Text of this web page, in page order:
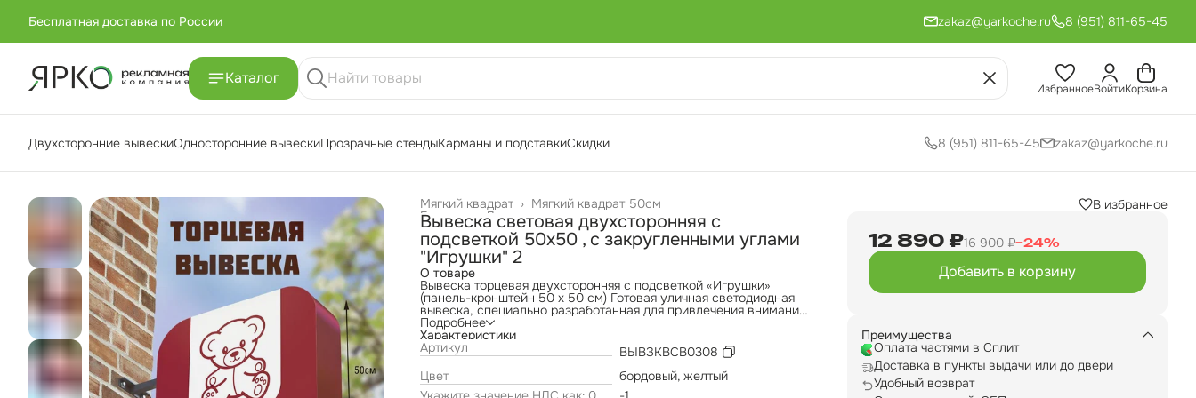
Бесплатная доставка по России
+7 (951) -811-65 45
zakaz@yarkoche.ru 8 (951) 811-65-45
Каталог
ИзбранноеВойтиКорзина
Двухсторонние вывескиОдносторонние вывескиПрозрачные стендыКарманы и подставкиСкидки 8 (951) 811-65-45 zakaz@yarkoche.ru
Мягкий квадрат 50см
Мягкий квадрат ›
Двухсторонние вывески ›
Главная ›
Вывеска световая двухсторонняя с
подсветкой 50х50 , с закругленными углами
"Игрушки" 2
О товаре
Вывеска торцевая двухсторонняя с подсветкой «Игрушки»
(панель-кронштейн 50 х 50 см) Готовая уличная светодиодная
вывеска, специально разработанная для привлечения внимания
к магазину или точке продажи товаров для развлечений и
игрушек. Двухсторонняя торцевая панель-кронштейн с мягкими
закругленными углами крепится перпендикулярно фасаду
здания, обеспечивая видимость со стороны улицы и облегчая
прохожим и водителям увидеть ваш бренд. Яркое равномерное
освещение делает вашу рекламу заметной издалека в любые
Подробнее
Характеристики
Артикул
ВЫВЗКВСВ0308
Цвет
бордовый, желтый
В избранное
12 890 ₽16 900 ₽−24%
Добавить в корзину
Преимущества
Оплата частями в Сплит
Доставка в пункты выдачи или до двери
Удобный возврат